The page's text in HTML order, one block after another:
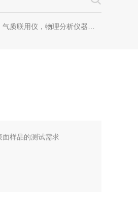
，物理分析仪器，化学分析仪器
样品的测试需求